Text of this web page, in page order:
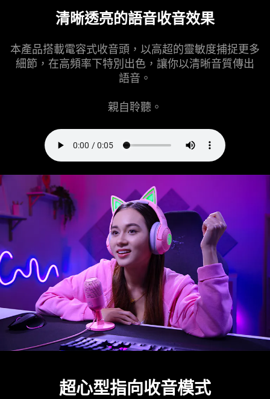
清晰透亮的語音收音效果
本產品搭載電容式收音頭，以高超的靈敏度捕捉更多
細節，在高頻率下特別出色，讓你以清晰音質傳出
語音 。
親自聆聽。
超心型指向收音模式